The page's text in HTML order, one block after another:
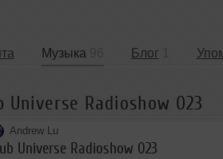
Музыка Блог
Universe Radioshow 023
Andrew Lu
Universe Radioshow 023